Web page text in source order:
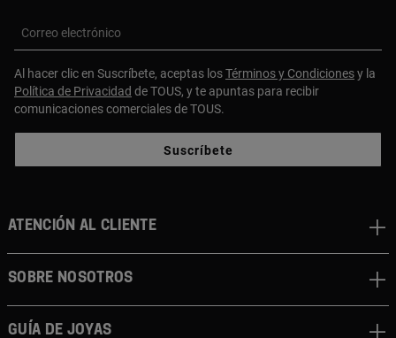
Correo electrónico
Al hacer clic en Suscríbete, aceptas losTérminos y Condicionesy la
Política de Privacidad de TOUS, y te apuntas para recibir
comunicaciones comerciales de TOUS.
Suscríbete
ATENCIÓN AL CLIENTE
SOBRE NOSOTROS
GUÍA DE JOYAS